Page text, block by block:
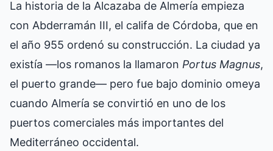
La historia de la Alcazaba de Almería empieza
con Abderramán III, el califa de Córdoba, que en
el año 955 ordenó su construcción. La ciudad ya
existía —los romanos la llamaron Portus Magnus,
el puerto grande— pero fue bajo dominio omeya
cuando Almería se convirtió en uno de los
puertos comerciales más importantes del
Mediterráneo occidental.